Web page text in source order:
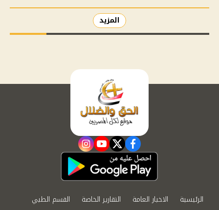
المزيد
facebook
twitter
youtube
instagram
الرئيسية الاخبار العامة التقارير الخاصة
القسم الطبي